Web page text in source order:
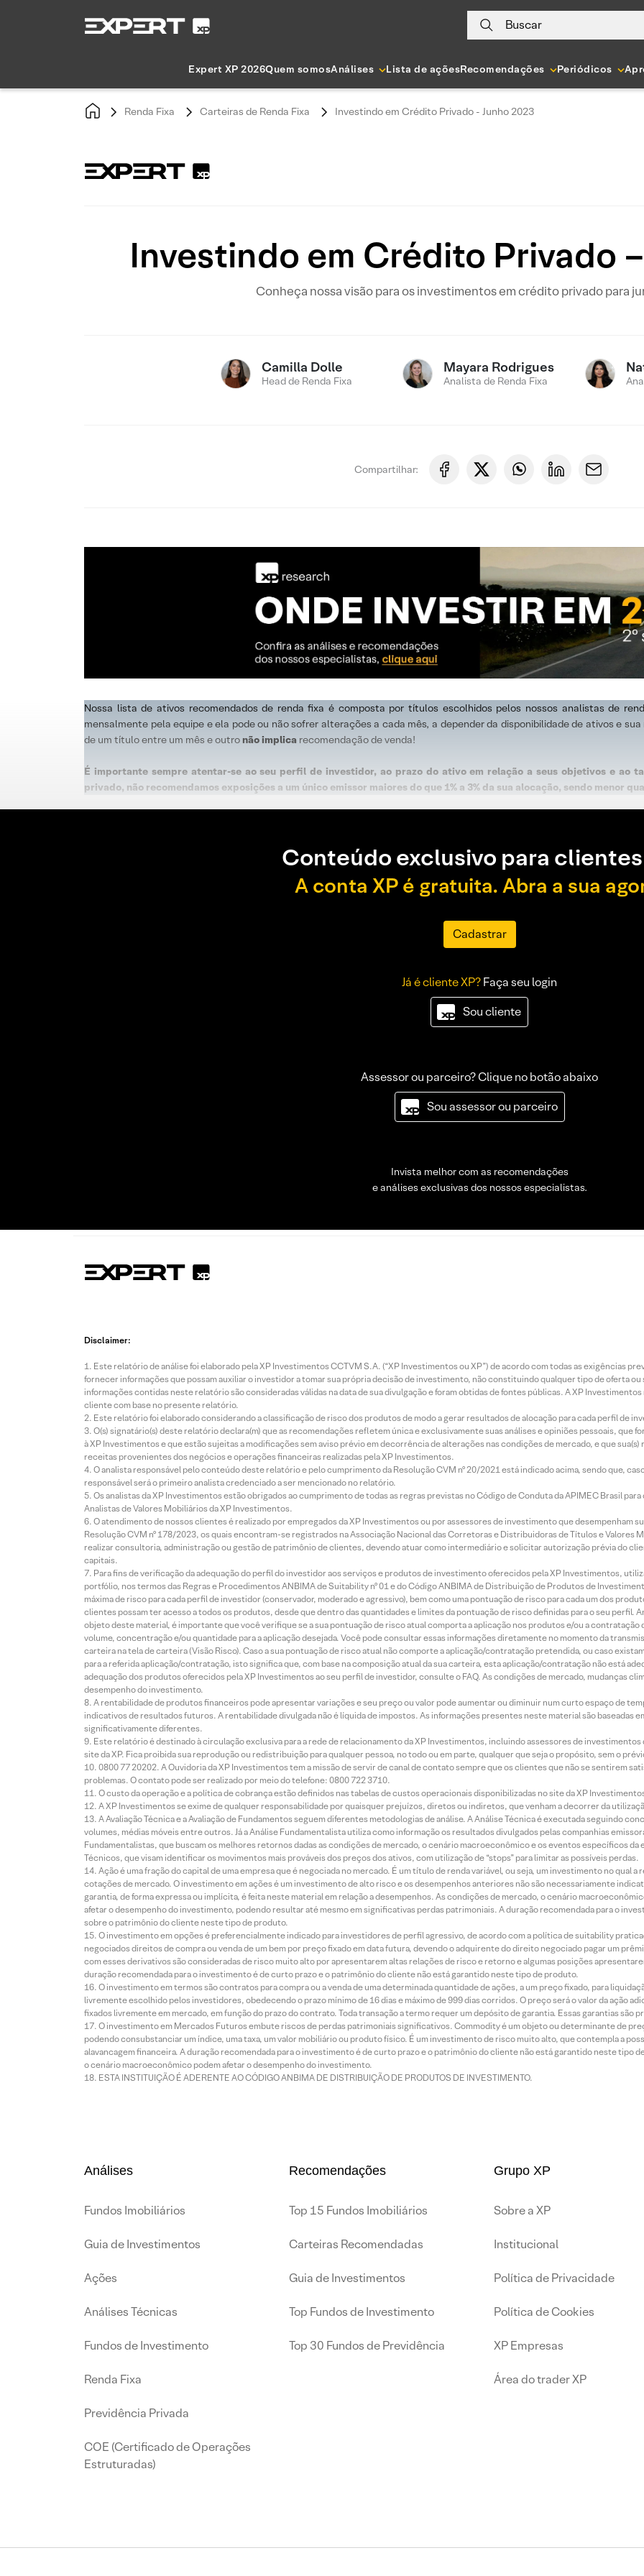
Buscar
Expert XP 2026Quem somosAnálises Lista de açõesRecomendações Periódicos
Renda Fixa Carteiras de Renda Fixa Investindo em Crédito Privado - Junho 2023
Investindo em Crédito Privado
Conheça nossa visão para os investimentos em crédito privado para
Camilla Dolle
Head de Renda Fixa
Mayara Rodrigues
Analista de Renda Fixa
Compartilhar:
Nossa lista de ativos recomendados de renda fixa é composta por títulos escolhidos pelos nossos analistas de
mensalmente pela equipe e ela pode ou não sofrer alterações a cada mês, a depender da disponibilidade de ativos e
de um título entre um mês e outronão implica recomendação de venda!
É importante sempre atentar-se ao seu perfil de investidor, ao prazo do ativo em relação a seus objetivos e ao
privado, não recomendamos exposições a um único emissor maiores do que 1% a 3% da sua alocação, sendo menor
Conteúdo exclusivo para
A conta XP é gratuita. Abra a sua
Cadastrar
Já é cliente XP?Faça seu login
Sou cliente
Assessor ou parceiro? Clique no botão abaixo
Sou assessor ou parceiro
Invista melhor com as recomendações
e análises exclusivas dos nossos especialistas.
Disclaimer:
Este relatório de análise foi elaborado pela XP Investimentos CCTVM S.A. (“XP Investimentos ou XP”) de acordo com todas as exigências
fornecer informações que possam auxiliar o investidor a tomar sua própria decisão de investimento, não constituindo qualquer tipo de oferta
informações contidas neste relatório são consideradas válidas na data de sua divulgação e foram obtidas de fontes públicas. A XP
cliente com base no presente relatório.
Este relatório foi elaborado considerando a classificação de risco dos produtos de modo a gerar resultados de alocação para cada perfil de
O(s) signatário(s) deste relatório declara(m) que as recomendações refletem única e exclusivamente suas análises e opiniões pessoais, que
à XP Investimentos e que estão sujeitas a modificações sem aviso prévio em decorrência de alterações nas condições de mercado, e que
receitas provenientes dos negócios e operações financeiras realizadas pela XP Investimentos.
O analista responsável pelo conteúdo deste relatório e pelo cumprimento da Resolução CVM nº 20/2021 está indicado acima, sendo que,
responsável será o primeiro analista credenciado a ser mencionado no relatório.
Os analistas da XP Investimentos estão obrigados ao cumprimento de todas as regras previstas no Código de Conduta da APIMEC Brasil
Analistas de Valores Mobiliários da XP Investimentos.
O atendimento de nossos clientes é realizado por empregados da XP Investimentos ou por assessores de investimento que desempenham
Resolução CVM nº 178/2023, os quais encontram-se registrados na Associação Nacional das Corretoras e Distribuidoras de Títulos e Valores
realizar consultoria, administração ou gestão de patrimônio de clientes, devendo atuar como intermediário e solicitar autorização prévia do
capitais.
Para fins de verificação da adequação do perfil do investidor aos serviços e produtos de investimento oferecidos pela XP Investimentos,
portfólio, nos termos das Regras e Procedimentos ANBIMA de Suitability nº 01 e do Código ANBIMA de Distribuição de Produtos de
máxima de risco para cada perfil de investidor (conservador, moderado e agressivo), bem como uma pontuação de risco para cada um dos
clientes possam ter acesso a todos os produtos, desde que dentro das quantidades e limites da pontuação de risco definidas para o seu perfil.
objeto deste material, é importante que você verifique se a sua pontuação de risco atual comporta a aplicação nos produtos e/ou a contratação
volume, concentração e/ou quantidade para a aplicação desejada. Você pode consultar essas informações diretamente no momento da
carteira na tela de carteira (Visão Risco). Caso a sua pontuação de risco atual não comporte a aplicação/contratação pretendida, ou caso
para a referida aplicação/contratação, isto significa que, com base na composição atual da sua carteira, esta aplicação/contratação não está
adequação dos produtos oferecidos pela XP Investimentos ao seu perfil de investidor, consulte o FAQ. As condições de mercado, mudanças
desempenho do investimento.
A rentabilidade de produtos financeiros pode apresentar variações e seu preço ou valor pode aumentar ou diminuir num curto espaço de
indicativos de resultados futuros. A rentabilidade divulgada não é líquida de impostos. As informações presentes neste material são baseadas
significativamente diferentes.
Este relatório é destinado à circulação exclusiva para a rede de relacionamento da XP Investimentos, incluindo assessores de investimentos
site da XP. Fica proibida sua reprodução ou redistribuição para qualquer pessoa, no todo ou em parte, qualquer que seja o propósito, sem o
0800 77 20202. A Ouvidoria da XP Investimentos tem a missão de servir de canal de contato sempre que os clientes que não se sentirem
problemas. O contato pode ser realizado por meio do telefone: 0800 722 3710.
O custo da operação e a política de cobrança estão definidos nas tabelas de custos operacionais disponibilizadas no site da XP
A XP Investimentos se exime de qualquer responsabilidade por quaisquer prejuízos, diretos ou indiretos, que venham a decorrer da
A Avaliação Técnica e a Avaliação de Fundamentos seguem diferentes metodologias de análise. A Análise Técnica é executada seguindo
volumes, médias móveis entre outros. Já a Análise Fundamentalista utiliza como informação os resultados divulgados pelas companhias
Fundamentalistas, que buscam os melhores retornos dadas as condições de mercado, o cenário macroeconômico e os eventos específicos
Técnicos, que visam identificar os movimentos mais prováveis dos preços dos ativos, com utilização de “stops” para limitar as possíveis perdas.
Ação é uma fração do capital de uma empresa que é negociada no mercado. É um título de renda variável, ou seja, um investimento no qual
cotações de mercado. O investimento em ações é um investimento de alto risco e os desempenhos anteriores não são necessariamente
garantia, de forma expressa ou implícita, é feita neste material em relação a desempenhos. As condições de mercado, o cenário
afetar o desempenho do investimento, podendo resultar até mesmo em significativas perdas patrimoniais. A duração recomendada para o
sobre o patrimônio do cliente neste tipo de produto.
O investimento em opções é preferencialmente indicado para investidores de perfil agressivo, de acordo com a política de suitability
negociados direitos de compra ou venda de um bem por preço fixado em data futura, devendo o adquirente do direito negociado pagar um
com esses derivativos são consideradas de risco muito alto por apresentarem altas relações de risco e retorno e algumas posições
duração recomendada para o investimento é de curto prazo e o patrimônio do cliente não está garantido neste tipo de produto.
O investimento em termos são contratos para compra ou a venda de uma determinada quantidade de ações, a um preço fixado, para
livremente escolhido pelos investidores, obedecendo o prazo mínimo de 16 dias e máximo de 999 dias corridos. O preço será o valor da ação
fixados livremente em mercado, em função do prazo do contrato. Toda transação a termo requer um depósito de garantia. Essas garantias são
O investimento em Mercados Futuros embute riscos de perdas patrimoniais significativos. Commodity é um objeto ou determinante de
podendo consubstanciar um índice, uma taxa, um valor mobiliário ou produto físico. É um investimento de risco muito alto, que contempla a
alavancagem financeira. A duração recomendada para o investimento é de curto prazo e o patrimônio do cliente não está garantido neste tipo
o cenário macroeconômico podem afetar o desempenho do investimento.
ESTA INSTITUIÇÃO É ADERENTE AO CÓDIGO ANBIMA DE DISTRIBUIÇÃO DE PRODUTOS DE INVESTIMENTO.
Análises
Fundos Imobiliários
Guia de Investimentos
Ações
Análises Técnicas
Fundos de Investimento
Renda Fixa
Previdência Privada
COE (Certificado de Operações
Estruturadas)
Recomendações
Top 15 Fundos Imobiliários
Carteiras Recomendadas
Guia de Investimentos
Top Fundos de Investimento
Top 30 Fundos de Previdência
Grupo XP
Sobre a XP
Institucional
Política de Privacidade
Política de Cookies
XP Empresas
Área do trader XP